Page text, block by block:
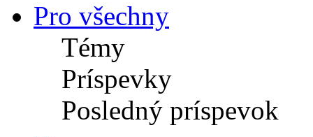
Pro všechny
Témy
Príspevky
Posledný príspevok